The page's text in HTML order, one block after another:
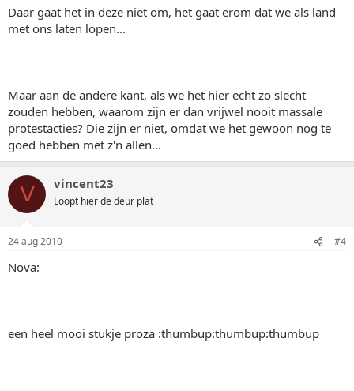
Daar gaat het in deze niet om, het gaat erom dat we als land
met ons laten lopen...
Maar aan de andere kant, als we het hier echt zo slecht
zouden hebben, waarom zijn er dan vrijwel nooit massale
protestacties? Die zijn er niet, omdat we het gewoon nog te
goed hebben met z'n allen...
V vincent23
Loopt hier de deur plat
24 aug 2010 #4
Nova:
een heel mooi stukje proza :thumbup:thumbup:thumbup